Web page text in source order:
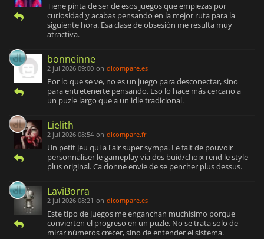
Tiene pinta de ser de esos juegos que empiezas por
curiosidad y acabas pensando en la mejor ruta para la
siguiente hora. Esa clase de obsesión me resulta muy
atractiva.
bonneinne
2 jul 2026 09:00 on dlcompare.es
Por lo que se ve, no es un juego para desconectar, sino
para entretenerte pensando. Eso lo hace más cercano a
un puzle largo que a un idle tradicional.
Lielith
2 jul 2026 08:54 on dlcompare.fr
Un petit jeu qui a l'air super sympa. Le fait de pouvoir
personnaliser le gameplay via des buid/choix rend le style
plus original. Ca donne envie de se pencher plus dessus.
LaviBorra
2 jul 2026 08:21 on dlcompare.es
Este tipo de juegos me enganchan muchísimo porque
convierten el progreso en un puzle. No se trata solo de
mirar números crecer, sino de entender el sistema.